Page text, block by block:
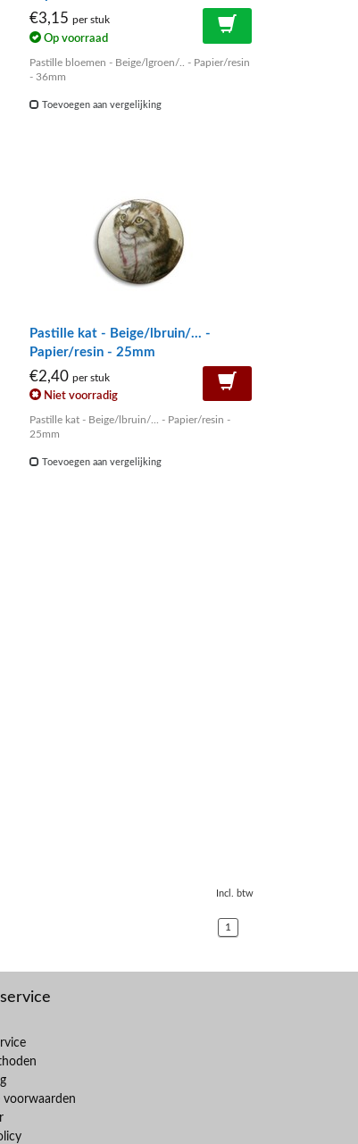
€3,15per stuk
Op voorraad
Pastille bloemen - Beige/lgroen/.. - Papier/resin
- 36mm
Toevoegen aan vergelijking
Pastille kat - Beige/lbruin/... -
Papier/resin - 25mm
€2,40per stuk
Niet voorradig
Pastille kat - Beige/lbruin/... - Papier/resin -
25mm
Toevoegen aan vergelijking
Incl. btw
1
voorwaarden